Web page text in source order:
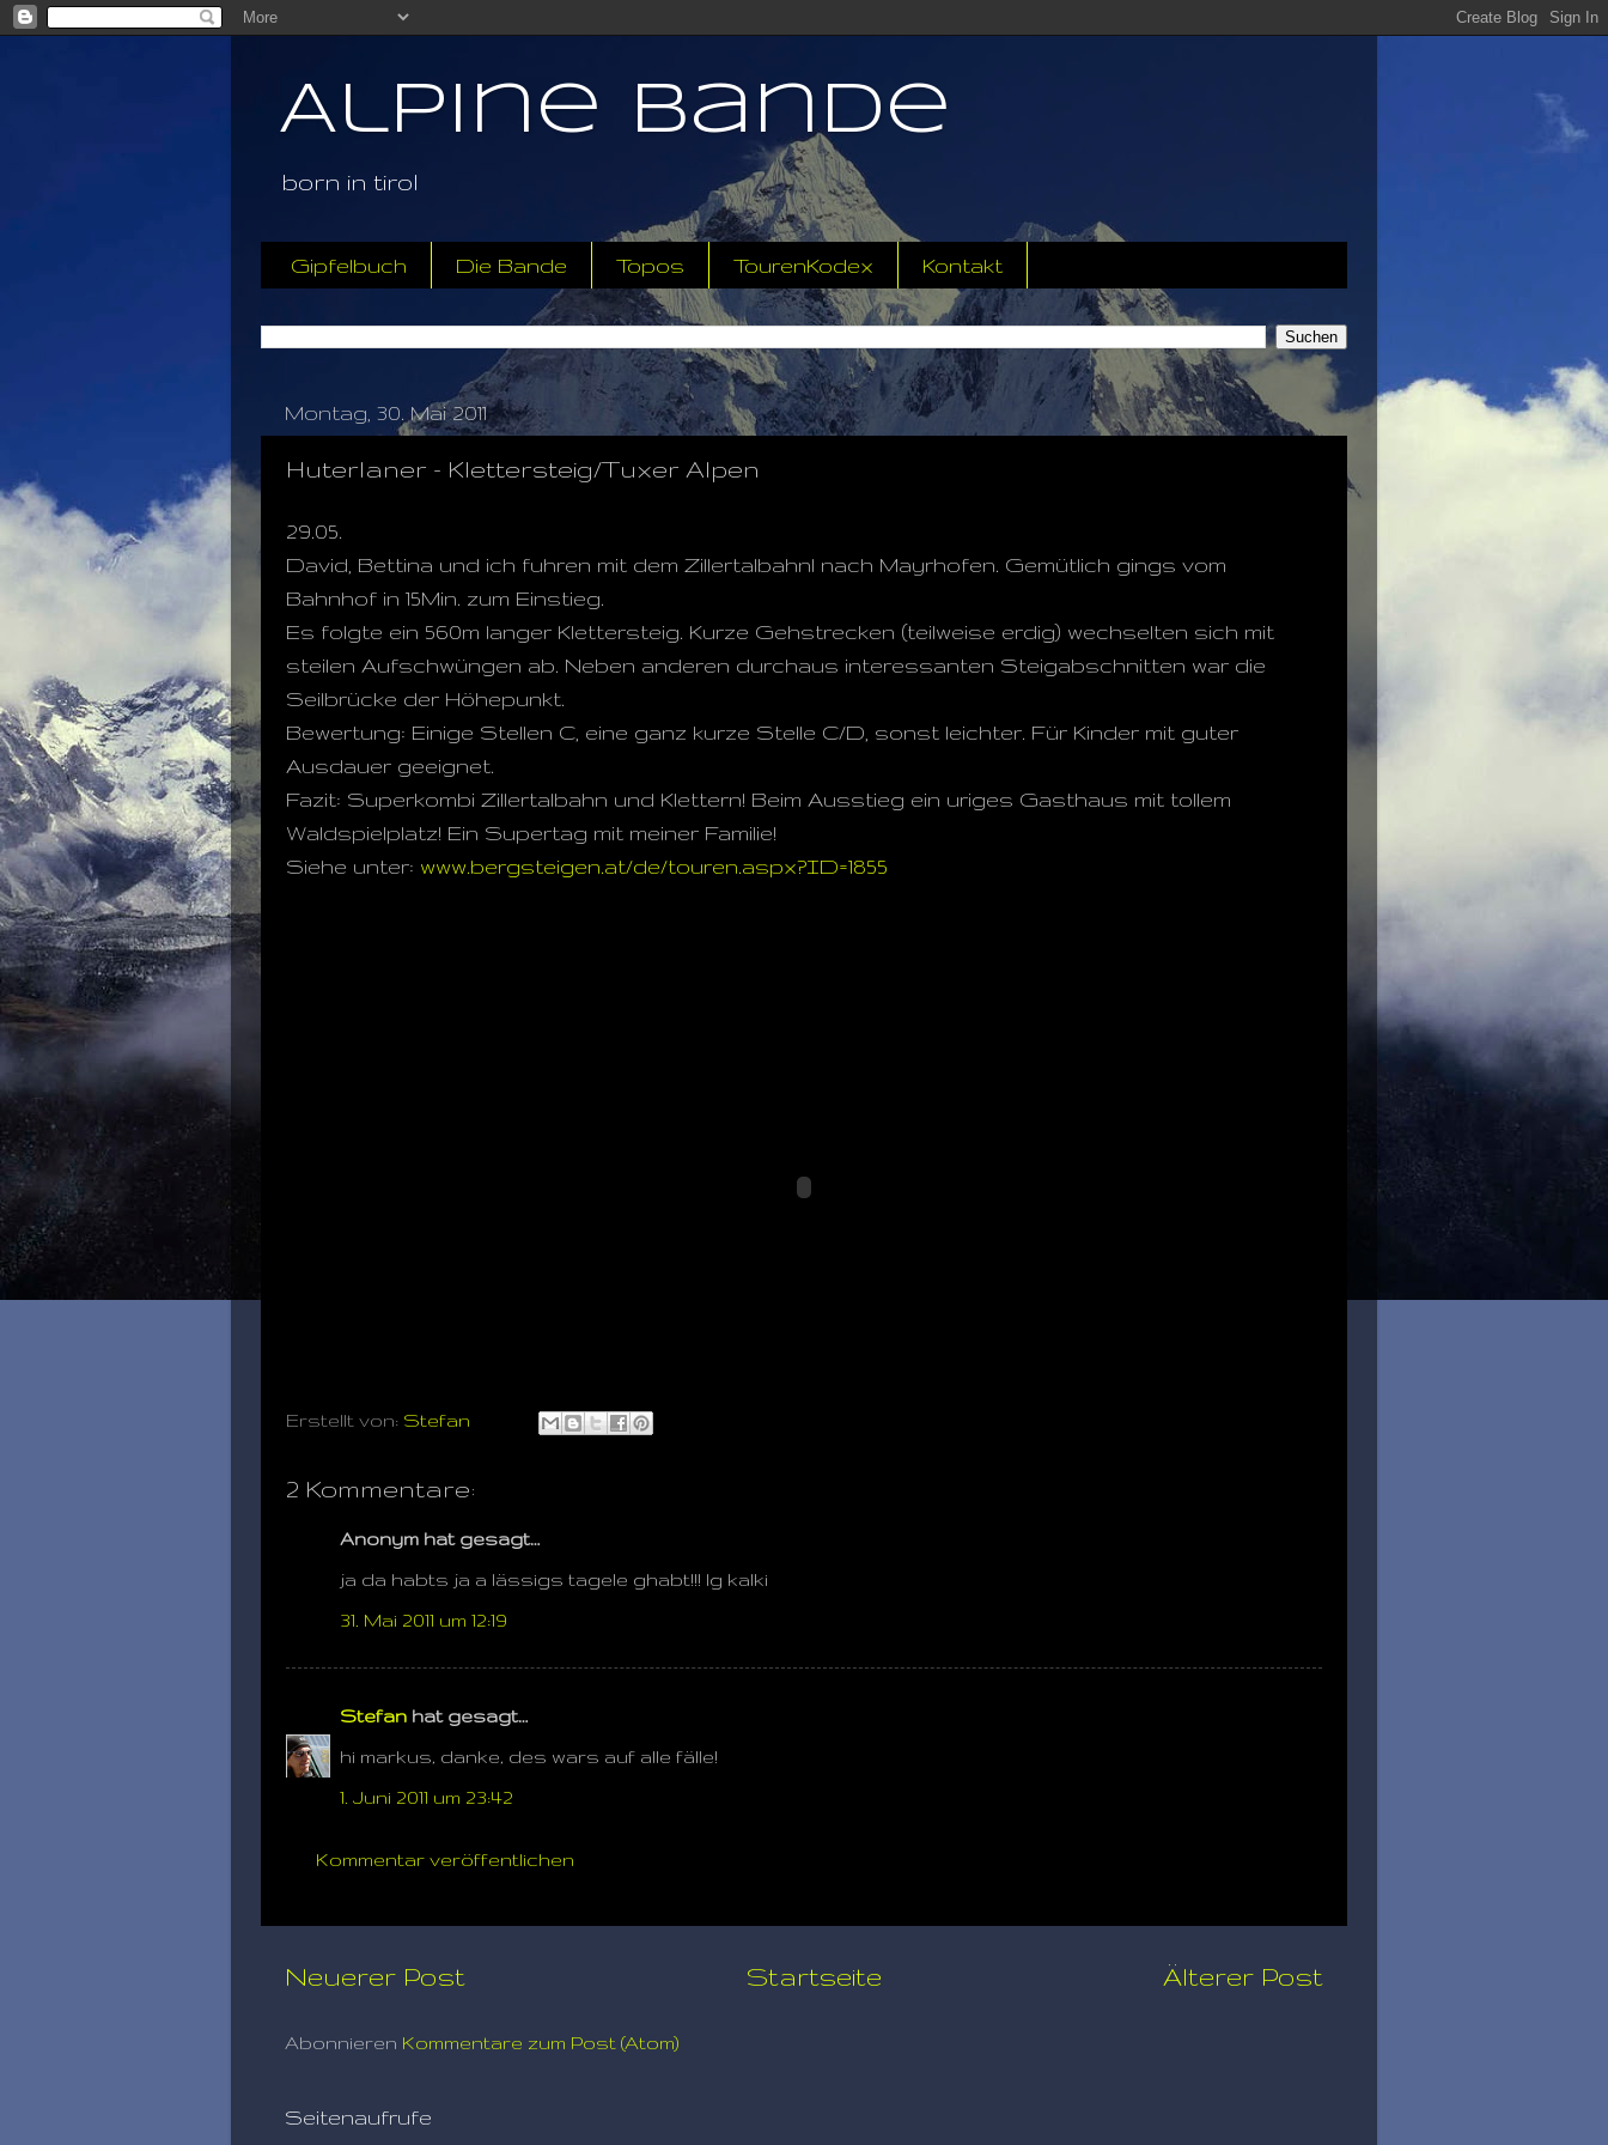
Alpine Bande
born in tirol
Gipfelbuch Die Bande Topos TourenKodex Kontakt
Montag, 30. Mai 2011
Huterlaner - Klettersteig/Tuxer Alpen
29.05.
David, Bettina und ich fuhren mit dem Zillertalbahnl nach Mayrhofen. Gemütlich gings vom
Bahnhof in 15Min. zum Einstieg.
Es folgte ein 560m langer Klettersteig. Kurze Gehstrecken (teilweise erdig) wechselten sich mit
steilen Aufschwüngen ab. Neben anderen durchaus interessanten Steigabschnitten war die
Seilbrücke der Höhepunkt.
Bewertung: Einige Stellen C, eine ganz kurze Stelle C/D, sonst leichter. Für Kinder mit guter
Ausdauer geeignet.
Fazit: Superkombi Zillertalbahn und Klettern! Beim Ausstieg ein uriges Gasthaus mit tollem
Waldspielplatz! Ein Supertag mit meiner Familie!
Siehe unter: www.bergsteigen.at/de/touren.aspx?ID=1855
Erstellt von: Stefan
2 Kommentare:
Anonym hat gesagt…
ja da habts ja a lässigs tagele ghabt!!! lg kalki
31. Mai 2011 um 12:19
Stefan hat gesagt…
hi markus, danke, des wars auf alle fälle!
1. Juni 2011 um 23:42
Kommentar veröffentlichen
Neuerer Post Älterer Post
Startseite
Abonnieren Kommentare zum Post (Atom)
Seitenaufrufe